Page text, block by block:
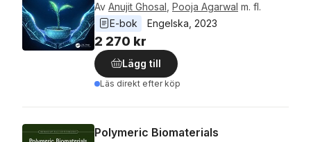
Av Anujit Ghosal Pooja Agarwal m. fl.
E-bok
Engelska 2023
2 270 kr
Lägg till
Läs direkt efter köp
Polymeric Biomaterials